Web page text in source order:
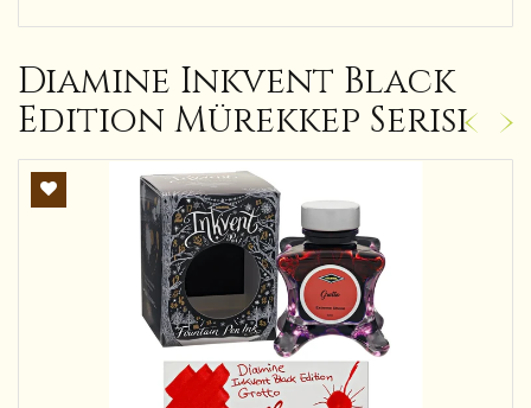
Diamine Inkvent Black
Edition Mürekkep Serisi